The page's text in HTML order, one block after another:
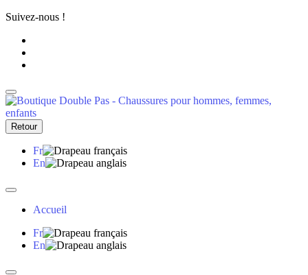
Suivez-nous !
Retour
Fr
En
Accueil
Fr
En